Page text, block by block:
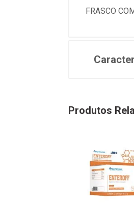
FRASCO
Produtos